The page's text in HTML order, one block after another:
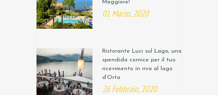
Maggiore!
01 Marzo, 2020
Ristorante Luci sul Lago, una
spendida cornice per il tuo
ricevimento in riva al lago
d’Orta
26 Febbraio, 2020